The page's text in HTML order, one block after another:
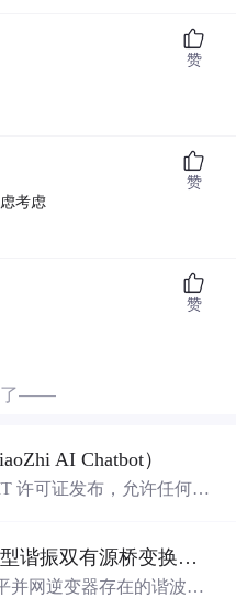
赞
考虑
赞
赞
——
AI Chatbot）
许可证发布，允许任何人
硬件设备中。无论你是
索新技术的开发者，都可
基于无传感 MPC 的串联型谐振双有源桥变换器动态性能优化（Simulink仿真实现）
并网逆变器存在的谐波含